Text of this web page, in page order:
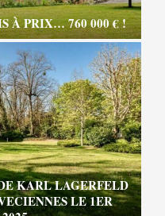
À PRIX… 760 000 € !
KARL LAGERFELD
LE 1ER